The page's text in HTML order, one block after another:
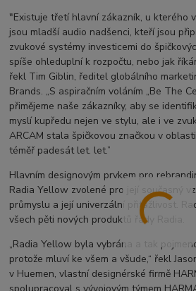
"Existuje třetí hlavní zákazník, u kterého
jsou mladší audio nadšenci, kteří jsou
zvukové systémy investicemi do
spíše ohleduplní k rozpočtu, nebo jak
řekl Tim Giblin, ředitel globálního
Brands. „S aspiračním voláním „Be The
přimějeme naše zákazníky, aby se
myslí kupředu nejen ve stylu, ale i ve
ARCAM stala špičkovou značkou v
téměř padesát let. let.”
Hlavním designovým prvkem pro
Radia Yellow zvolené pro její současný
průmyslu a její univerzální přitažlivost.
všech pěti nových produktů řady Radia.
„Radia Yellow byla vybrána a tak
protože mluví ke všem a všude,“ řekl
v Huemen, vlastní designérské firmě